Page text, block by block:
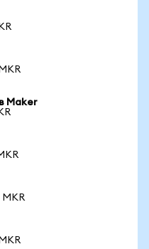
Maker
MKR